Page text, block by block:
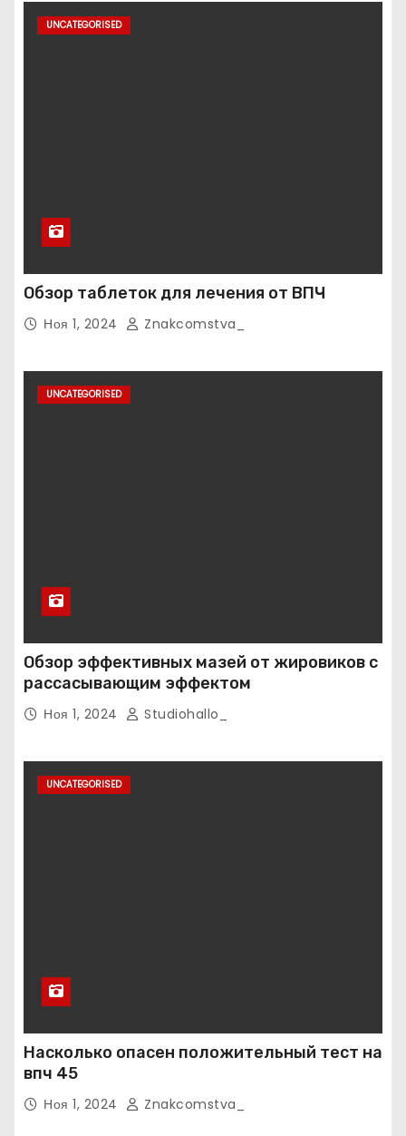
UNCATEGORISED
Обзор таблеток для лечения от ВПЧ
Ноя 1, 2024 Znakcomstva_
UNCATEGORISED
Обзор эффективных мазей от жировиков с
рассасывающим эффектом
Ноя 1, 2024 Studiohallo_
UNCATEGORISED
Насколько опасен положительный тест на
впч 45
Ноя 1, 2024 Znakcomstva_